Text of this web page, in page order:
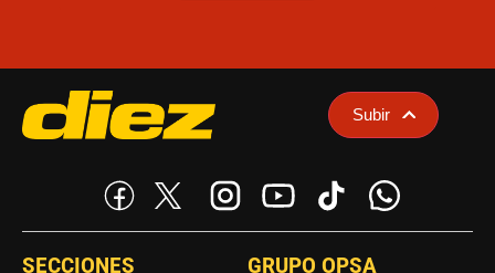
Subir
SECCIONES GRUPO OPSA